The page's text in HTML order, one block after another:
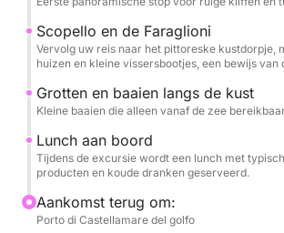
Een lunch met typisch Siciliaanse
aan boord geserveerd, vergezeld
drankjes, om de ervaring compleet te
authentieke smaken van de lokale
Een ideale activiteit voor stellen,
groepen, perfect voor wie de kust
beleven te midden van traditie, smaak
schoonheid.
Scopello en de Faraglioni
Vervolg uw reis naar het pittoreske kustdorpje,
huizen en kleine vissersbootjes, een bewijs van
Grotten en baaien langs de kust
Kleine baaien die alleen vanaf de zee
Lunch aan boord
Tijdens de excursie wordt een lunch met
producten en koude dranken geserveerd.
Aankomst terug om:
Porto di Castellamare del golfo